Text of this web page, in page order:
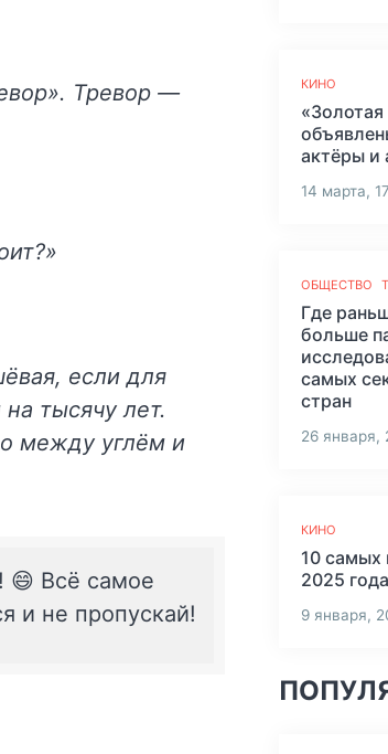
Тревор —
если для
тысячу лет.
между углём и
😄 Всё самое
и не пропускай!
КИНО
актёры и
14 марта,
ОБЩЕСТВО
Где
больше
самых
стран
26 января,
КИНО
10 самых
2025 года
9 января,